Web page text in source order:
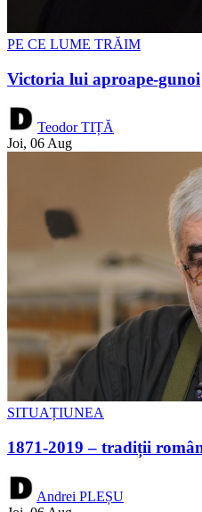
PE CE LUME TRĂIM
Victoria lui aproape-gunoi
Teodor TIȚĂ
Joi, 06 Aug
SITUAȚIUNEA
1871-2019 – tradiții
Andrei PLEȘU